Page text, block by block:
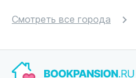
Смотреть все города